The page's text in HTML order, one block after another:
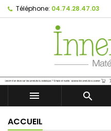
Téléphone: 04.74.28.47.03
 
ACCUEIL